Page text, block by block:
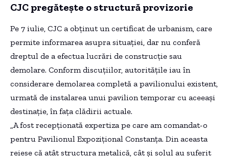
CJC pregătește o structură provizorie
Pe 7 iulie, CJC a obținut un certificat de urbanism, care
permite informarea asupra situației, dar nu conferă
dreptul de a efectua lucrări de construcție sau
demolare. Conform discuțiilor, autoritățile iau în
considerare demolarea completă a pavilionului existent,
urmată de instalarea unui pavilion temporar cu aceeași
destinație, în fața clădirii actuale.
„A fost recepționată expertiza pe care am comandat-o
pentru Pavilionul Expozițional Constanța. Din aceasta
reiese că atât structura metalică, cât și solul au suferit